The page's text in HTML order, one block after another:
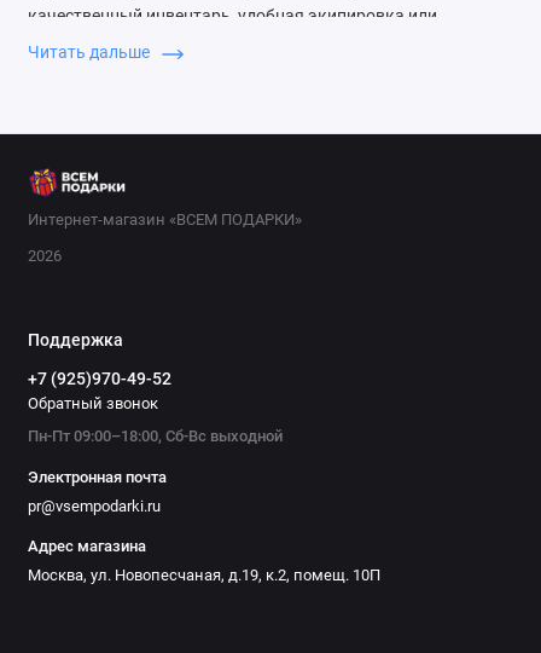
качественный инвентарь, удобная экипировка или
стильные аксессуары. Обратите внимание на наборы для
занятий или набор для плавания с очками и шапочкой.
Также популярны спортивные бутылки, рюкзаки и фитнес-
сертифицированные товары от проверенных брендов.
Читать дальше
Интернет-магазин «ВСЕМ ПОДАРКИ»
2026
Поддержка
+7 (925)970-49-52
Обратный звонок
Пн-Пт 09:00–18:00, Сб-Вс выходной
Электронная почта
pr@vsempodarki.ru
Адрес магазина
Москва, ул. Новопесчаная, д.19, к.2, помещ. 10П